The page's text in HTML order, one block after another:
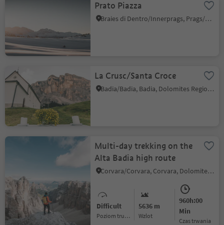
Prato Piazza
Braies di Dentro/Innerprags, Prags/Braies, Dolomites Region 3 Zinnen
La Crusc/Santa Croce
Badia/Badia, Badia, Dolomites Region Alta Badia
Multi-day trekking on the
Alta Badia high route
Corvara/Corvara, Corvara, Dolomites Region Alta Badia
Difficult
Poziom trudności
5636 m
Wzlot
960h:00
Min
czas trwania